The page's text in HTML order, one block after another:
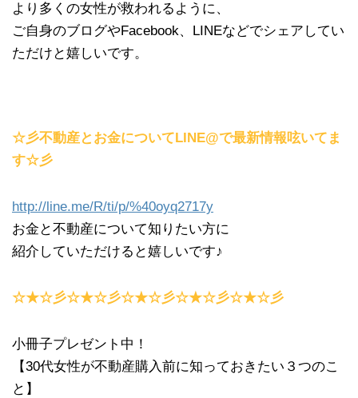
より多くの女性が救われるように、
ご自身のブログやFacebook、LINEなどでシェアしてい
ただけと嬉しいです。
☆彡不動産とお金についてLINE@で最新情報呟いてま
す☆彡
http://line.me/R/ti/p/%40oyq2717y
お金と不動産について知りたい方に
紹介していただけると嬉しいです♪
☆★☆彡☆★☆彡☆★☆彡☆★☆彡☆★☆彡
小冊子プレゼント中！
【30代女性が不動産購入前に知っておきたい３つのこ
と】